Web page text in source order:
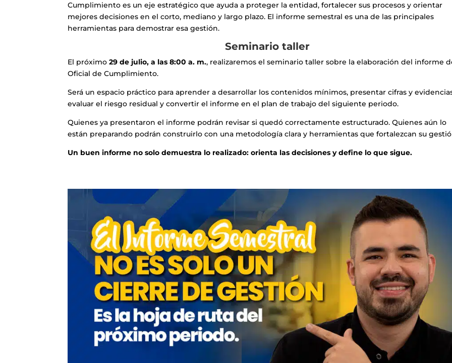
Cumplimiento es un eje estratégico que ayuda a proteger la entidad, fortalecer sus procesos y orientar
mejores decisiones en el corto, mediano y largo plazo. El informe semestral es una de las principales
herramientas para demostrar esa gestión.
Seminario taller
El próximo29 de julio, a las 8:00 a. m., realizaremos el seminario taller sobre la elaboración del informe
Oficial de Cumplimiento.
Será un espacio práctico para aprender a desarrollar los contenidos mínimos, presentar cifras y
evaluar el riesgo residual y convertir el informe en el plan de trabajo del siguiente periodo.
Quienes ya presentaron el informe podrán revisar si quedó correctamente estructurado. Quienes aún lo
están preparando podrán construirlo con una metodología clara y herramientas que fortalezcan su
Un buen informe no solo demuestra lo realizado: orienta las decisiones y define lo que sigue.